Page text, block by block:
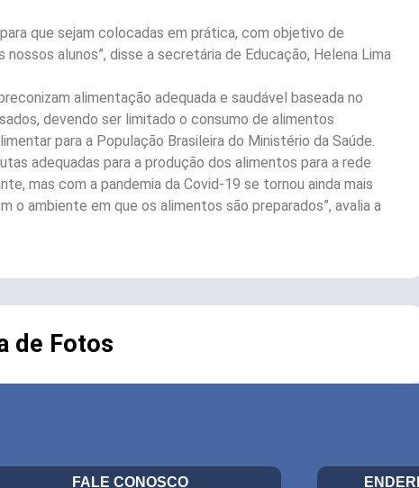
que sejam colocadas em prática, com objetivo de
alunos”, disse a secretária de Educação, Helena Lima
alimentação adequada e saudável baseada no
devendo ser limitado o consumo de alimentos
para a População Brasileira do Ministério da Saúde.
adequadas para a produção dos alimentos para a rede
mas com a pandemia da Covid-19 se tornou ainda mais
ambiente em que os alimentos são preparados”, avalia a
de Fotos
FALE CONOSCO